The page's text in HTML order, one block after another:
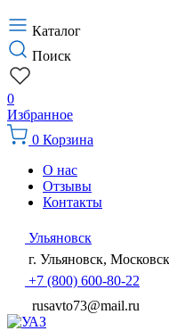
Каталог
Поиск
0
Избранное
0 Корзина
О нас
Отзывы
Контакты
Ульяновск
г. Ульяновск,
+7 (800) 600-80-22
rusavto73@mail.ru